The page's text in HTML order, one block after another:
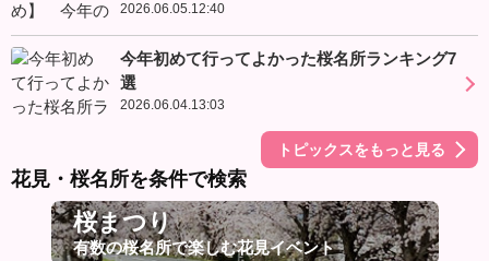
2026.06.05.12:40
今年初めて行ってよかった桜名所ランキング7
選
2026.06.04.13:03
トピックスをもっと見る
花見・桜名所を条件で検索
桜まつり
有数の桜名所で楽しむ花見イベント